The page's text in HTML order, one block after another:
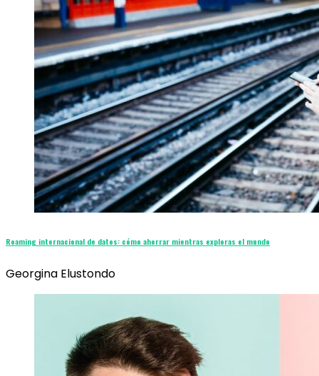
Roaming internacional de datos: cómo ahorrar mientras exploras el mundo
Georgina Elustondo